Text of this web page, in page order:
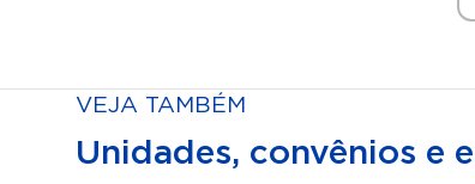
VEJA TAMBÉM
Unidades, convênios e